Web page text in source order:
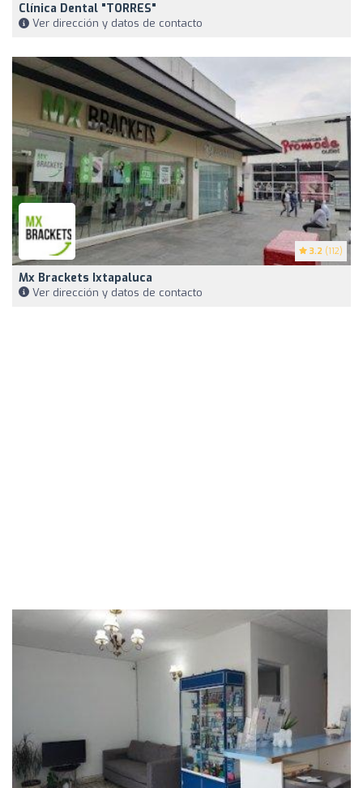
Clínica Dental "TORRES"
Ver dirección y datos de contacto
3.2 (112)
Mx Brackets Ixtapaluca
Ver dirección y datos de contacto